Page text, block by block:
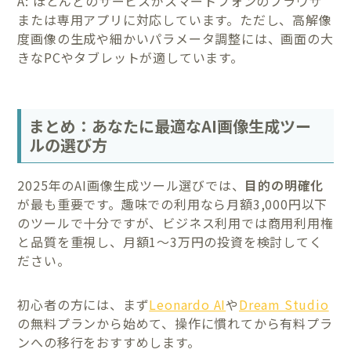
または専用アプリに対応しています。ただし、高解像
度画像の生成や細かいパラメータ調整には、画面の大
きなPCやタブレットが適しています。
まとめ：あなたに最適なAI画像生成ツー
ルの選び方
2025年のAI画像生成ツール選びでは、 目的の明確化
が最も重要です。趣味での利用なら月額3,000円以下
のツールで十分ですが、ビジネス利用では商用利用権
と品質を重視し、月額1～3万円の投資を検討してく
ださい。
初心者の方には、まずLeonardo AIやDream Studio
の無料プランから始めて、操作に慣れてから有料プラ
ンへの移行をおすすめします。